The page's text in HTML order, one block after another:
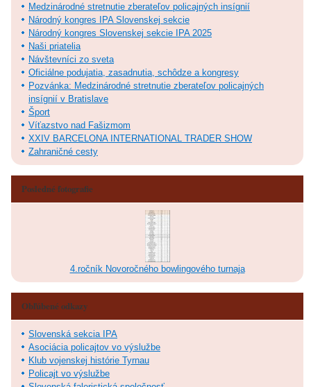
Medzinárodné stretnutie zberateľov policajných insígnií
Národný kongres IPA Slovenskej sekcie
Národný kongres Slovenskej sekcie IPA 2025
Naši priatelia
Návštevníci zo sveta
Oficiálne podujatia, zasadnutia, schôdze a kongresy
Pozvánka: Medzinárodné stretnutie zberateľov policajných
insígnií v Bratislave
Šport
Víťazstvo nad Fašizmom
XXIV BARCELONA INTERNATIONAL TRADER SHOW
Zahraničné cesty
Posledné fotografie
4.ročník Novoročného bowlingového turnaja
Obľúbené odkazy
Slovenská sekcia IPA
Asociácia policajtov vo výslužbe
Klub vojenskej histórie Tyrnau
Policajt vo výslužbe